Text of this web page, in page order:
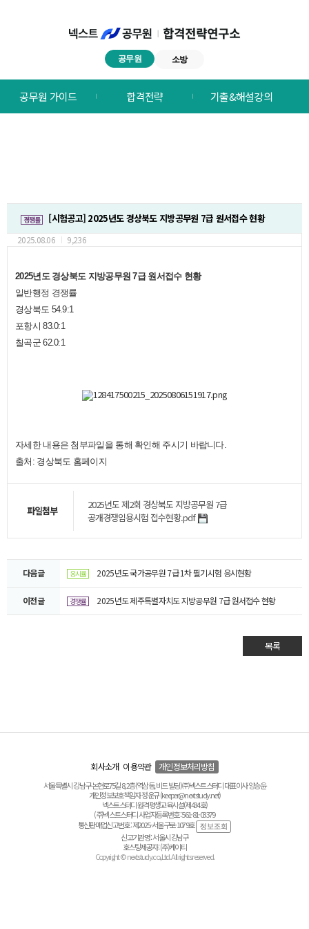
공무원 소방
합격전략연구소
메뉴
공무원 가이드 합격전략 기출&해설강의
경쟁률 [시험공고] 2025년도 경상북도 지방공무원 7급 원서접수 현황
2025.08.06 9,236
2025년도 경상북도 지방공무원 7급 원서접수 현황
일반행정 경쟁률
경상북도 54.9:1
포항시 83.0:1
칠곡군 62.0:1
자세한 내용은 첨부파일을 통해 확인해 주시기 바랍니다.
출처: 경상북도 홈페이지​
파일첨부
2025년도 제2회 경상북도 지방공무원 7급
공개경쟁임용시험 접수현황.pdf
다음글 응시율 2025년도 국가공무원 7급 1차 필기시험 응시현황
이전글 경쟁률 2025년도 제주특별자치도 지방공무원 7급 원서접수 현황
목록
회사소개 이용약관 개인정보처리방침
서울특별시 강남구 논현로75길 8, 2층(역삼동, 비드 빌딩) ㈜넥스트스터디 대표이사 양승윤
개인정보보호책임자 정운규 (keeper@nextstudy.net)
넥스트스터디 원격평생교육시설(제434호)
(주)넥스트스터디 사업자등록번호 : 561-81-03379
통신판매업신고번호 : 제2025-서울구로-1079호
신고기관명 : 서울시 강남구
호스팅제공자 : (주)케이티
Copyright © nextstudy.co.,Ltd. All rights reserved.